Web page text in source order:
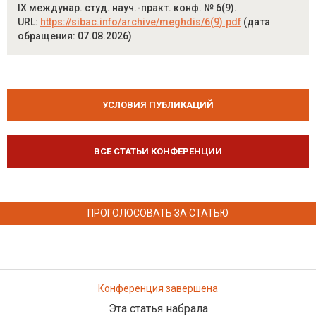
IX междунар. студ. науч.-практ. конф. № 6(9).
URL: https://sibac.info/archive/meghdis/6(9).pdf (дата
обращения: 07.08.2026)
УСЛОВИЯ ПУБЛИКАЦИЙ
ВСЕ СТАТЬИ КОНФЕРЕНЦИИ
ПРОГОЛОСОВАТЬ ЗА СТАТЬЮ
Конференция завершена
Эта статья набрала